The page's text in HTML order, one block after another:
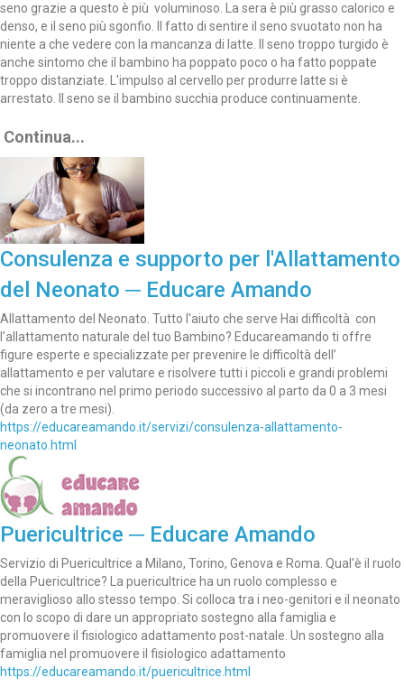
seno grazie a questo è più voluminoso. La sera è più grasso calorico e
denso, e il seno più sgonfio.
Il fatto di sentire il seno svuotato non ha
niente a che vedere con la mancanza di latte.
Il seno troppo turgido è
anche sintomo che il bambino ha poppato poco o ha fatto poppate
troppo distanziate. L'impulso al cervello per produrre latte si è
arrestato. Il seno se il bambino succhia produce continuamente.
Continua...
Consulenza e supporto per l'Allattamento
del Neonato ─ Educare Amando
Allattamento del Neonato. Tutto l'aiuto che serve Hai difficoltà con
l'allattamento naturale del tuo Bambino? Educareamando ti offre
figure esperte e specializzate per prevenire le difficoltà dell’
allattamento e per valutare e risolvere tutti i piccoli e grandi problemi
che si incontrano nel primo periodo successivo al parto da 0 a 3 mesi
(da zero a tre mesi).
https://educareamando.it/servizi/consulenza-allattamento-
neonato.html
Puericultrice ─ Educare Amando
Servizio di Puericultrice a Milano, Torino, Genova e Roma. Qual'è il ruolo
della Puericultrice? La puericultrice ha un ruolo complesso e
meraviglioso allo stesso tempo. Si colloca tra i neo-genitori e il neonato
con lo scopo di dare un appropriato sostegno alla famiglia e
promuovere il fisiologico adattamento post-natale. Un sostegno alla
famiglia nel promuovere il fisiologico adattamento
https://educareamando.it/puericultrice.html